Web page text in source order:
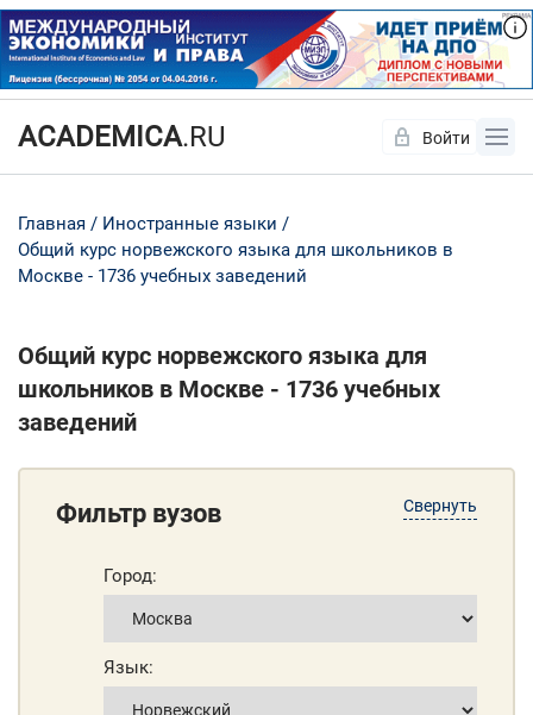
ACADEMICA.RU Войти
Главная
Иностранные языки
Общий курс норвежского языка для школьников в
Москве - 1736 учебных заведений
Общий курс норвежского языка для
школьников в Москве - 1736 учебных
заведений
Свернуть
Фильтр вузов
Город:
Язык:
Да Нет